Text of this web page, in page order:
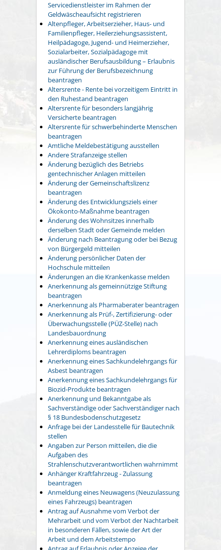
Servicedienstleister im Rahmen der
Geldwäscheaufsicht registrieren
Altenpfleger, Arbeitserzieher, Haus- und
Familienpfleger, Heilerziehungsassistent,
Heilpädagoge, Jugend- und Heimerzieher,
Sozialarbeiter, Sozialpädagoge mit
ausländischer Berufsausbildung – Erlaubnis
zur Führung der Berufsbezeichnung
beantragen
Altersrente - Rente bei vorzeitigem Eintritt in
den Ruhestand beantragen
Altersrente für besonders langjährig
Versicherte beantragen
Altersrente für schwerbehinderte Menschen
beantragen
Amtliche Meldebestätigung ausstellen
Andere Strafanzeige stellen
Änderung bezüglich des Betriebs
gentechnischer Anlagen mitteilen
Änderung der Gemeinschaftslizenz
beantragen
Änderung des Entwicklungsziels einer
Ökokonto-Maßnahme beantragen
Änderung des Wohnsitzes innerhalb
derselben Stadt oder Gemeinde melden
Änderung nach Beantragung oder bei Bezug
von Bürgergeld mitteilen
Änderung persönlicher Daten der
Hochschule mitteilen
Änderungen an die Krankenkasse melden
Anerkennung als gemeinnützige Stiftung
beantragen
Anerkennung als Pharmaberater beantragen
Anerkennung als Prüf-, Zertifizierung- oder
Überwachungsstelle (PÜZ-Stelle) nach
Landesbauordnung
Anerkennung eines ausländischen
Lehrerdiploms beantragen
Anerkennung eines Sachkundelehrgangs für
Asbest beantragen
Anerkennung eines Sachkundelehrgangs für
Biozid-Produkte beantragen
Anerkennung und Bekanntgabe als
Sachverständige oder Sachverständiger nach
§ 18 Bundesbodenschutzgesetz
Anfrage bei der Landesstelle für Bautechnik
stellen
Angaben zur Person mitteilen, die die
Aufgaben des
Strahlenschutzverantwortlichen wahrnimmt
Anhänger Kraftfahrzeug - Zulassung
beantragen
Anmeldung eines Neuwagens (Neuzulassung
eines Fahrzeugs) beantragen
Antrag auf Ausnahme vom Verbot der
Mehrarbeit und vom Verbot der Nachtarbeit
in besonderen Fällen, sowie der Art der
Arbeit und dem Arbeitstempo